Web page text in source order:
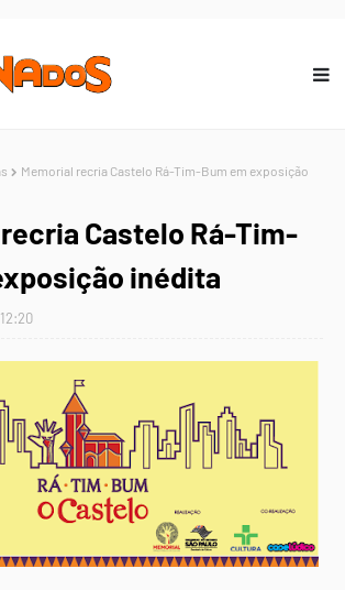
Memorial recria Castelo Rá-Tim-Bum em exposição
Castelo Rá-Tim-
inédita
12:20